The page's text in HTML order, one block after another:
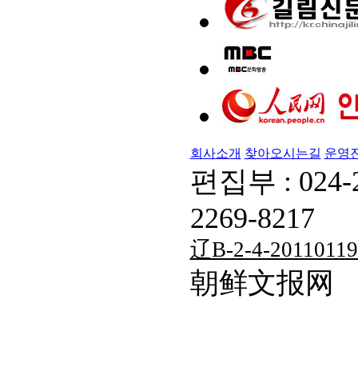
회사소개 찾아오시는길 운영
편집부 :
2269-8217
辽B-2-4-
朝鲜文报网